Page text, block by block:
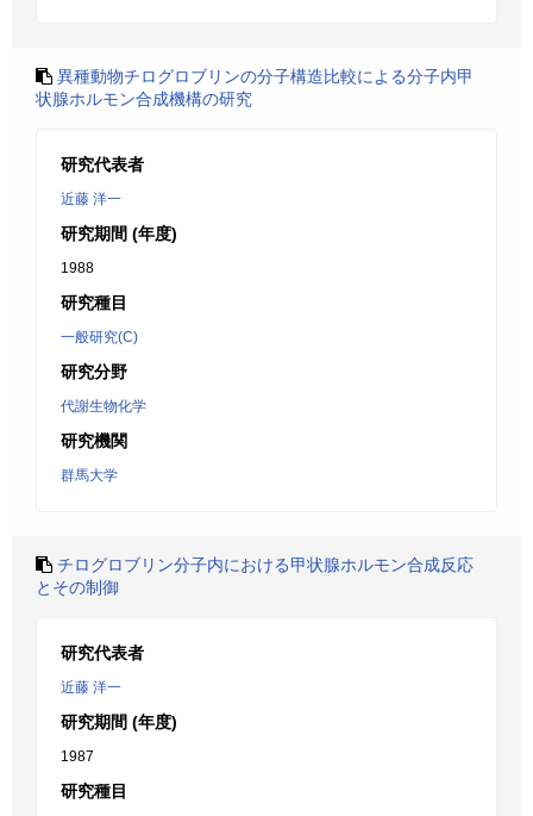
異種動物チログロブリンの分子構造比較による分子内甲
状腺ホルモン合成機構の研究
研究代表者
近藤 洋一
研究期間 (年度)
1988
研究種目
一般研究(C)
研究分野
代謝生物化学
研究機関
群馬大学
チログロブリン分子内における甲状腺ホルモン合成反応
とその制御
研究代表者
近藤 洋一
研究期間 (年度)
1987
研究種目